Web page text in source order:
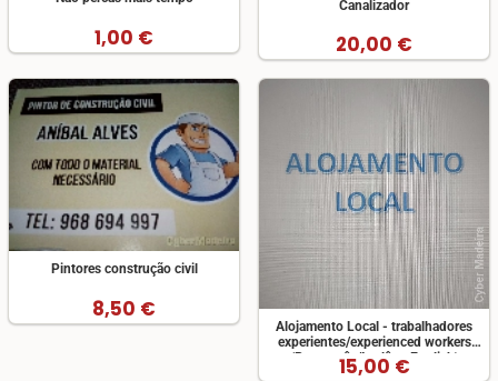
1,00 €
Canalizador
20,00 €
Pintores construção civil
8,50 €
Alojamento Local - trabalhadores
experientes/experienced workers
(Português/Inglês - English)
15,00 €